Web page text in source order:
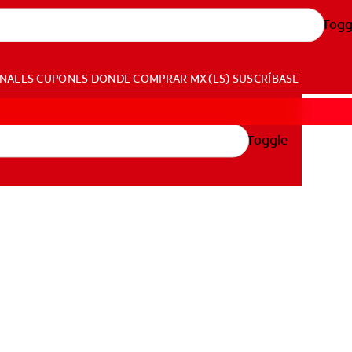
CUPONES DONDE COMPRAR MX (ES) SUSCRÍBASE
Toggle